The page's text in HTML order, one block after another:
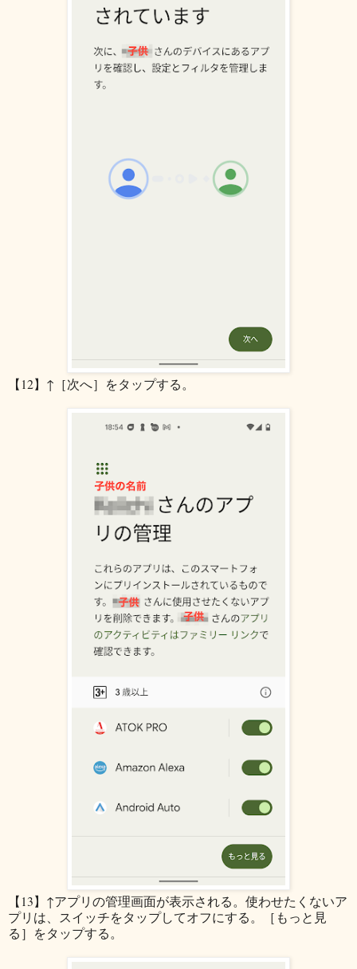
【12】↑［次へ］をタップする。
【13】↑アプリの管理画面が表示される。使わせたくないア
プリは、スイッチをタップしてオフにする。［もっと見
る］をタップする。